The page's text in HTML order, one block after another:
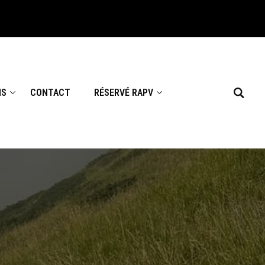
CONTACT RÉSERVÉ RAPV